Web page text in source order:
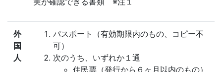
外
国
人
パスポート（有効期限内のもの、コピー不
可）
次のうち、いずれか１通
住民票（発行から６ヶ月以内のもの）